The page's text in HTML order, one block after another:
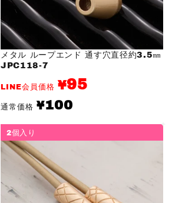
メタル ループエンド 通す穴直径約3.5㎜
JPC118-7
LINE会員価格 ¥95
通常価格
通
常
¥100
2個入り